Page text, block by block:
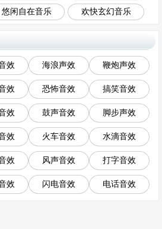
悠闲自在音乐 欢快玄幻音乐
效 海浪声效 鞭炮声效
效 恐怖音效 搞笑音效
效 鼓声音效 脚步声效
效 火车音效 水滴音效
效 风声音效 打字音效
效 闪电音效 电话音效